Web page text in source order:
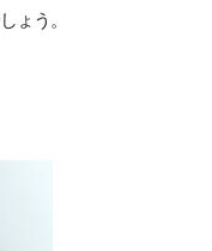
ょう。